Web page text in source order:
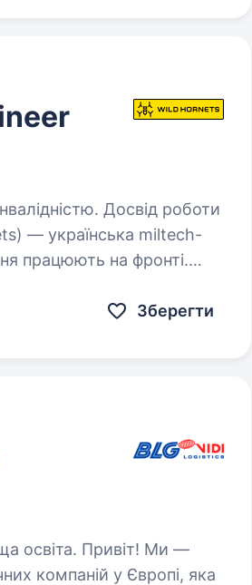
Досвід роботи
працюють на фронті.
Зберегти
Ми —
компаній у Європі, яка